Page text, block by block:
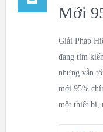
Mới
Giải Pháp
đang tìm
nhưng vẫn
mới 95%
một thiết bị,